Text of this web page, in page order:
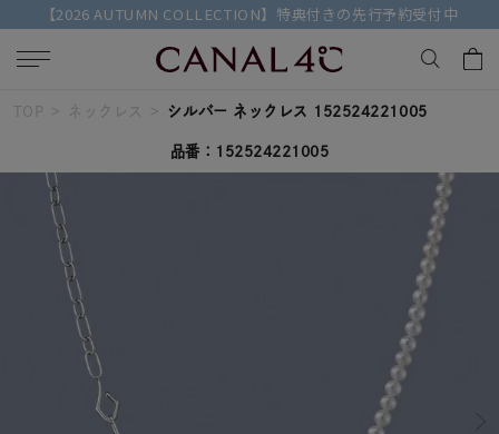
【2026 AUTUMN COLLECTION】特典付きの先行予約受付中
キーワードで検索する
人気検索キーワード
#ペア
#刻印可
Canal４℃
TOP ネックレス シルバー ネックレス 152524221005
品番：152524221005